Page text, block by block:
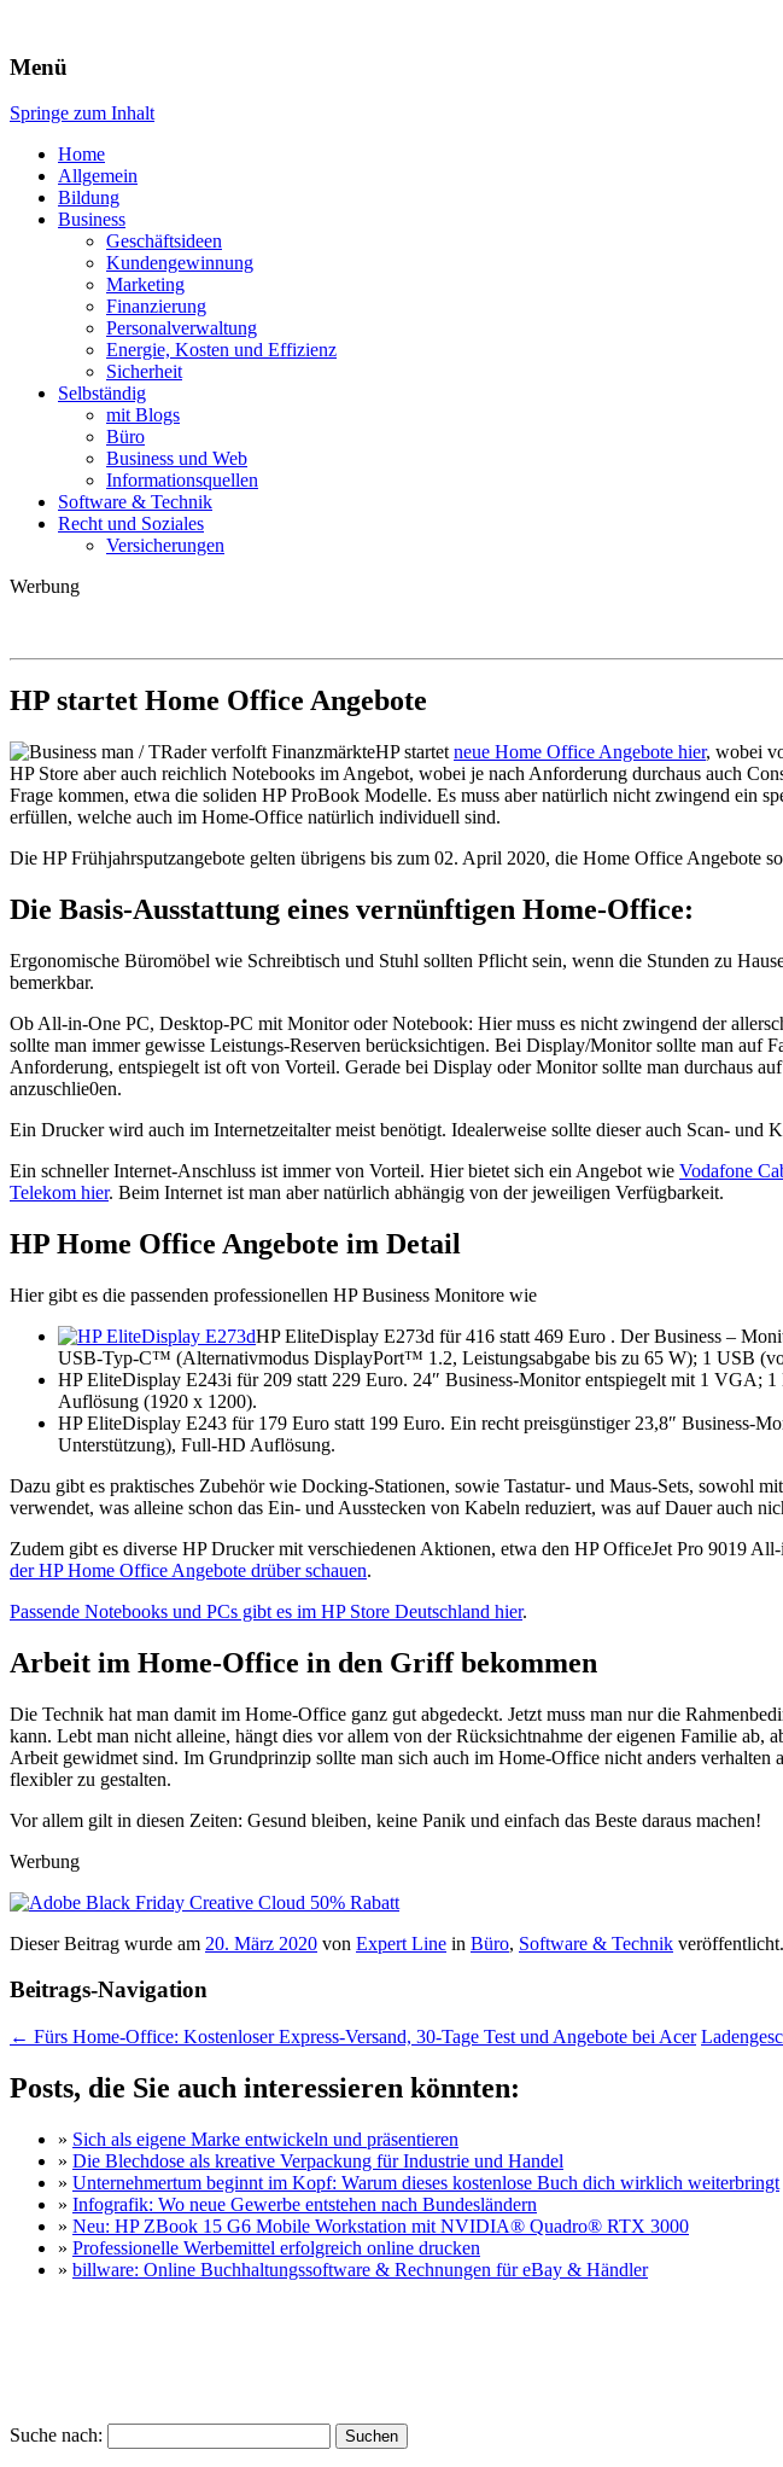
Expert-Line
Menü
Springe zum Inhalt
Home
Allgemein
Bildung
Business
Geschäftsideen
Kundengewinnung
Marketing
Finanzierung
Personalverwaltung
Energie, Kosten und Effizienz
Sicherheit
Selbständig
mit Blogs
Büro
Business und Web
Informationsquellen
Software & Technik
Recht und Soziales
Versicherungen
Werbung
HP startet Home Office Angebote
HP startet neue Home Office Angebote hier, wobei
HP Store aber auch reichlich Notebooks im Angebot, wobei je nach Anforderung durchaus auch
Frage kommen, etwa die soliden HP ProBook Modelle. Es muss aber natürlich nicht zwingend ein
erfüllen, welche auch im Home-Office natürlich individuell sind.
Die HP Frühjahrsputzangebote gelten übrigens bis zum 02. April 2020, die Home Office Angebote
Die Basis-Ausstattung eines vernünftigen Home-Office:
Ergonomische Büromöbel wie Schreibtisch und Stuhl sollten Pflicht sein, wenn die Stunden zu
bemerkbar.
Ob All-in-One PC, Desktop-PC mit Monitor oder Notebook: Hier muss es nicht zwingend der
sollte man immer gewisse Leistungs-Reserven berücksichtigen. Bei Display/Monitor sollte man
Anforderung, entspiegelt ist oft von Vorteil. Gerade bei Display oder Monitor sollte man durchaus
anzuschlie0en.
Ein Drucker wird auch im Internetzeitalter meist benötigt. Idealerweise sollte dieser auch Scan-
Ein schneller Internet-Anschluss ist immer von Vorteil. Hier bietet sich ein Angebot wie Vodafone
Telekom hier. Beim Internet ist man aber natürlich abhängig von der jeweiligen Verfügbarkeit.
HP Home Office Angebote im Detail
Hier gibt es die passenden professionellen HP Business Monitore wie
HP EliteDisplay E273d für 416 statt 469 Euro . Der Business –
USB-Typ-C™ (Alternativmodus DisplayPort™ 1.2, Leistungsabgabe bis zu 65 W); 1 USB
HP EliteDisplay E243i für 209 statt 229 Euro. 24″ Business-Monitor entspiegelt mit 1
Auflösung (1920 x 1200).
HP EliteDisplay E243 für 179 Euro statt 199 Euro. Ein recht preisgünstiger 23,8″
Unterstützung), Full-HD Auflösung.
Dazu gibt es praktisches Zubehör wie Docking-Stationen, sowie Tastatur- und Maus-Sets, sowohl
verwendet, was alleine schon das Ein- und Ausstecken von Kabeln reduziert, was auf Dauer auch
Zudem gibt es diverse HP Drucker mit verschiedenen Aktionen, etwa den HP OfficeJet Pro 9019
der HP Home Office Angebote drüber schauen.
Passende Notebooks und PCs gibt es im HP Store Deutschland hier.
Arbeit im Home-Office in den Griff bekommen
Die Technik hat man damit im Home-Office ganz gut abgedeckt. Jetzt muss man nur die
kann. Lebt man nicht alleine, hängt dies vor allem von der Rücksichtnahme der eigenen Familie ab,
Arbeit gewidmet sind. Im Grundprinzip sollte man sich auch im Home-Office nicht anders
flexibler zu gestalten.
Vor allem gilt in diesen Zeiten: Gesund bleiben, keine Panik und einfach das Beste daraus machen!
Werbung
Dieser Beitrag wurde am 20. März 2020 von Expert Line in Büro, Software & Technik
Beitrags-Navigation
← Fürs Home-Office: Kostenloser Express-Versand, 30-Tage Test und Angebote bei Acer
Posts, die Sie auch interessieren könnten:
» Sich als eigene Marke entwickeln und präsentieren
» Die Blechdose als kreative Verpackung für Industrie und Handel
» Unternehmertum beginnt im Kopf: Warum dieses kostenlose Buch dich wirklich weiterbringt
» Infografik: Wo neue Gewerbe entstehen nach Bundesländern
» Neu: HP ZBook 15 G6 Mobile Workstation mit NVIDIA® Quadro® RTX 3000
» Professionelle Werbemittel erfolgreich online drucken
» billware: Online Buchhaltungssoftware & Rechnungen für eBay & Händler
Suche nach: